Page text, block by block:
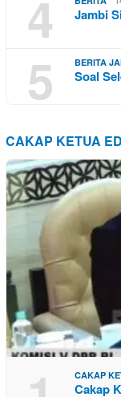
4 Jambi
5 BERITA
Soal
CAKAP KETUA
CAKAP
Cakap